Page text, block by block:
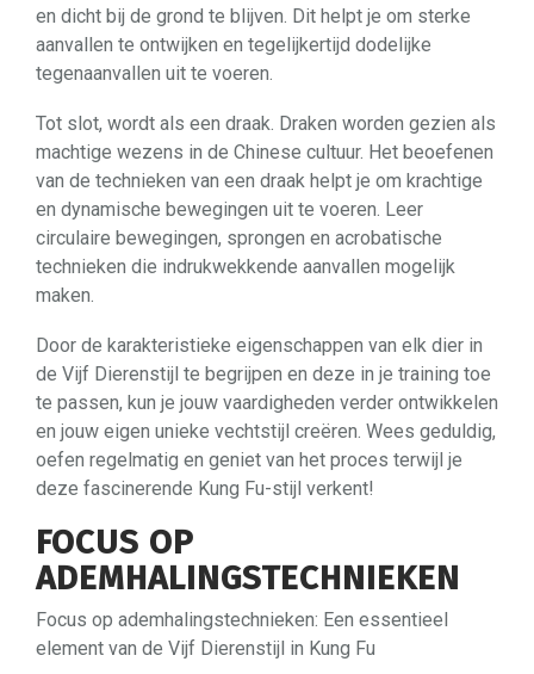
en dicht bij de grond te blijven. Dit helpt je om sterke
aanvallen te ontwijken en tegelijkertijd dodelijke
tegenaanvallen uit te voeren.
Tot slot, wordt als een draak. Draken worden gezien als
machtige wezens in de Chinese cultuur. Het beoefenen
van de technieken van een draak helpt je om krachtige
en dynamische bewegingen uit te voeren. Leer
circulaire bewegingen, sprongen en acrobatische
technieken die indrukwekkende aanvallen mogelijk
maken.
Door de karakteristieke eigenschappen van elk dier in
de Vijf Dierenstijl te begrijpen en deze in je training toe
te passen, kun je jouw vaardigheden verder ontwikkelen
en jouw eigen unieke vechtstijl creëren. Wees geduldig,
oefen regelmatig en geniet van het proces terwijl je
deze fascinerende Kung Fu-stijl verkent!
FOCUS OP
ADEMHALINGSTECHNIEKEN
Focus op ademhalingstechnieken: Een essentieel
element van de Vijf Dierenstijl in Kung Fu